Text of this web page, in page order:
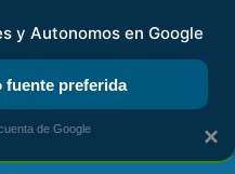
KIT DIGITAL RENTA
×
y Autonomos en Google
fuente preferida
de Google